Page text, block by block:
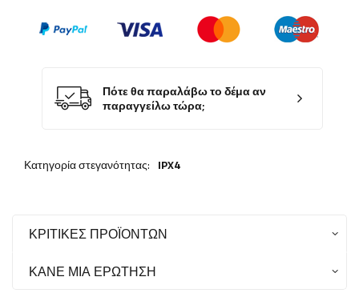
Πότε θα παραλάβω το δέμα αν
παραγγείλω τώρα;
Κατηγορία στεγανότητας: IPX4
ΚΡΙΤΙΚΈΣ ΠΡΟΪΌΝΤΩΝ
ΚΆΝΕ ΜΙΑ ΕΡΏΤΗΣΗ